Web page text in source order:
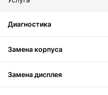
Диагностика
Замена корпуса
Замена дисплея